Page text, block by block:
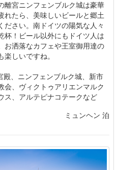
離宮ニンフェンブルク城は豪華
れたら、美味しいビールと郷土
ださい。南ドイツの陽気な人々
杯！ビール以外にもドイツ人は
お洒落なカフェや王室御用達の
しいですね。
、ニンフェンブルク城、新市
会、ヴィクトゥアリエンマルク
ス、アルテピナコテークなど
ミュンヘン 泊